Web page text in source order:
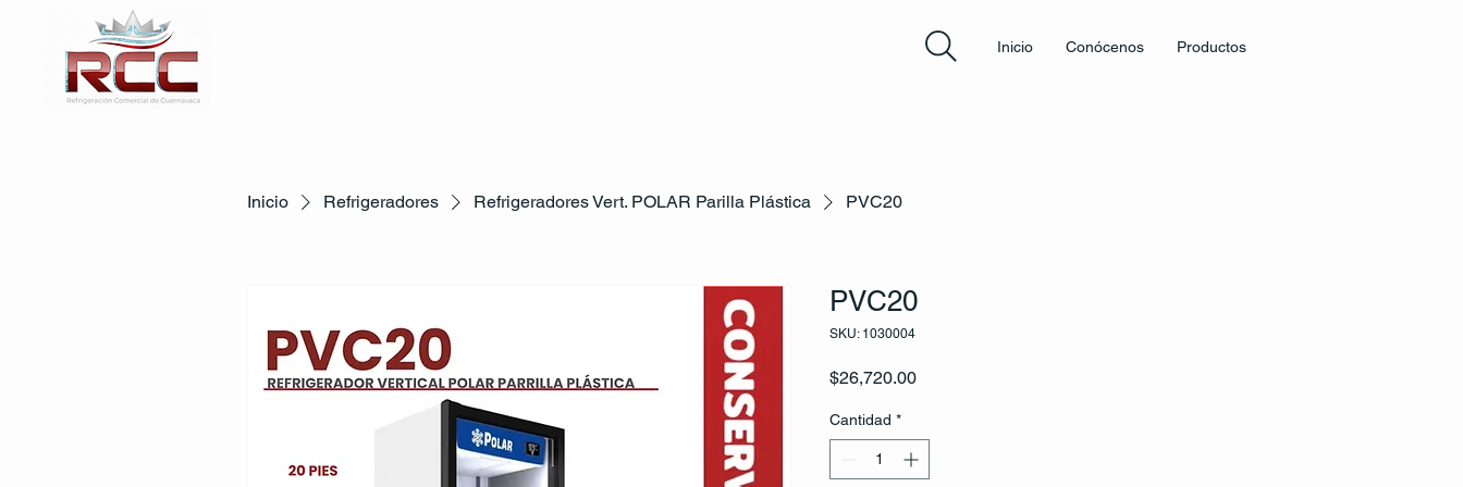
Inicio Conócenos Productos
Inicio Refrigeradores Refrigeradores Vert. POLAR Parilla Plástica PVC20
PVC20
SKU: 1030004
$26,720.00Precio
Cantidad *